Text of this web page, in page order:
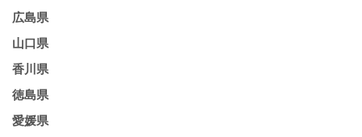
広島県
山口県
香川県
徳島県
愛媛県